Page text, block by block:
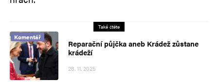
Také čtěte
Komentář
Reparační půjčka aneb Krádež zůstane
krádeží
28. 11. 2025